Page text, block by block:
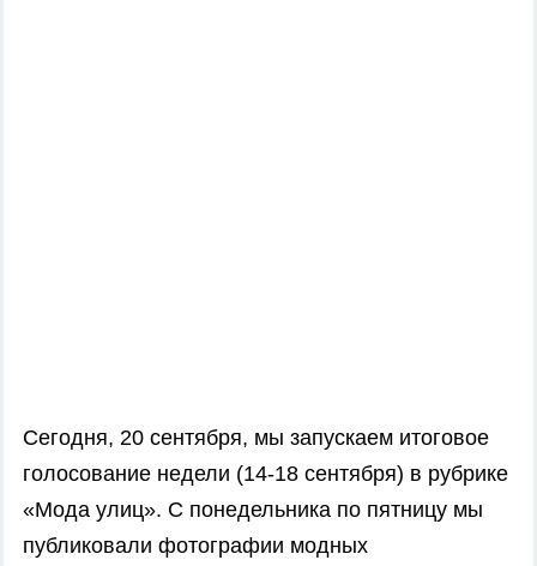
Сегодня, 20 сентября, мы запускаем итоговое
голосование недели (14-18 сентября) в рубрике
«Мода улиц». С понедельника по пятницу мы
публиковали фотографии модных